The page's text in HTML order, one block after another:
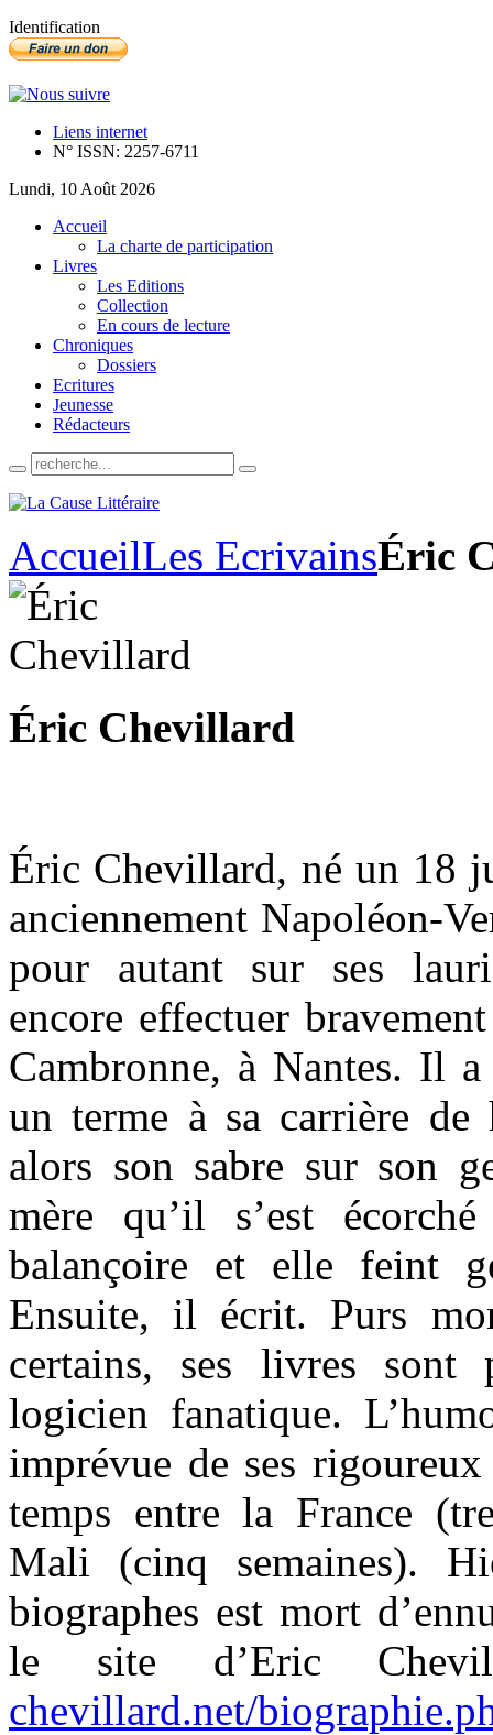
Identification
Liens internet
N° ISSN: 2257-6711
Lundi, 10 Août 2026
Accueil
La charte de participation
Livres
Les Editions
Collection
En cours de lecture
Chroniques
Dossiers
Ecritures
Jeunesse
Rédacteurs
AccueilLes EcrivainsÉric
Éric Chevillard
Éric Chevillard, né un 18
anciennement Napoléon-
pour autant sur ses
encore effectuer
Cambronne, à Nantes. Il
un terme à sa carrière
alors son sabre sur son
mère qu’il s’est
balançoire et elle feint
Ensuite, il écrit. Purs
certains, ses livres sont
logicien fanatique.
imprévue de ses
temps entre la France
Mali (cinq semaines).
biographes est mort
le site d’Eric
chevillard.net/